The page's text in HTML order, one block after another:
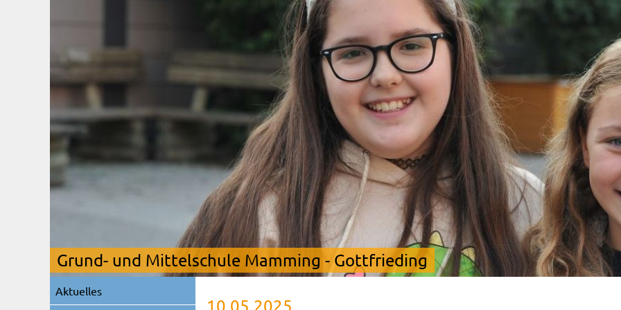
Grund- und Mittelschule Mamming - Gottfrieding
10.05.2025
Navigation
überspringen
Aktuelles